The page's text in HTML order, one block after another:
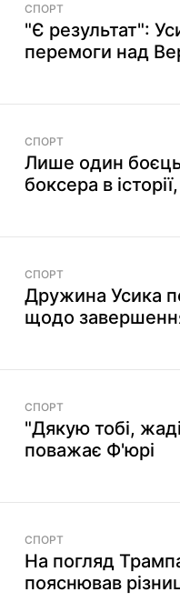
СПОРТ
"Є результат":
перемоги над
СПОРТ
Лише один
боксера в
СПОРТ
Дружина Усика
щодо
СПОРТ
"Дякую тобі,
поважає Ф'юрі
СПОРТ
На погляд
пояснював